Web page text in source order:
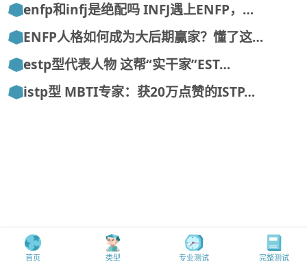
enfp和infj是绝配吗 INFJ遇上ENFP，…
ENFP人格如何成为大后期赢家？懂了这…
estp型代表人物 这帮“实干家”EST…
istp型 MBTI专家：获20万点赞的ISTP…
MBTI中文mbti.mobi版权所有@16personalities
首页 类型 专业测试 完整测试